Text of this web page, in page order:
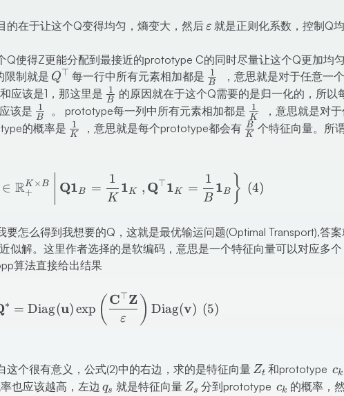
的在于让这个Q变得均匀，熵变大，然后\varepsilon
ε 就是正则化系数，控制Q
使得Z更能分配到最接近的prototype C的同时尽量让这个Q更加均匀
限制就是 Q^{\top}
Q⊤ 每一行中所有元素相加都是 \frac1B
B
1
，意思就是对于任意一
应该是1，那这里是 \frac1B
B
1
的原因就在于这个Q需要的是归一化的，所以
该是 \frac1B
B
1 。 prototype每一列中所有元素相加都是 \frac1K
K
1
，意思就是对
的概率是 \frac1K
K
1 ，意思就是每个prototype都会有\frac{B}K
K
B 个特征向量。所
\mathcal{Q}=\left\{\mathbf{Q} \in
∈ R+
K×B Q1B =
K
1
1K , Q⊤1K =
B
1
1B } (4)
怎么得到我想要的Q，这就是最优输运问题(Optimal Transport),答
似解。这里作者选择的是软编码，意思是一个特征向量可以对应多个
算法直接给出结果
∗ = Diag(u)exp ( ε
C⊤Z ) Diag(v) (5)
个很有意义，公式(2)中的右边，求的是特征向量 Z_t
Zt 和prototype ck
也应该越高，左边 q_s
qs 就是特征向量Z_s
Zs 分到prototype c_k
ck 的概率，